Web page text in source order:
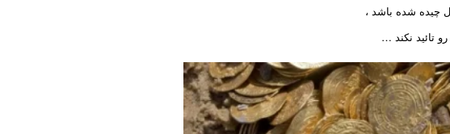
چیده شده باشد ،
تائید نکند …